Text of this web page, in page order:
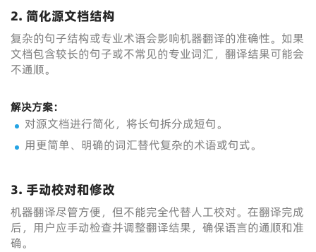
2. 简化源文档结构
复杂的句子结构或专业术语会影响机器翻译的准确性。如果
文档包含较长的句子或不常见的专业词汇，翻译结果可能会
不通顺。
解决方案：
对源文档进行简化，将长句拆分成短句。
用更简单、明确的词汇替代复杂的术语或句式。
3. 手动校对和修改
机器翻译尽管方便，但不能完全代替人工校对。在翻译完成
后，用户应手动检查并调整翻译结果，确保语言的通顺和准
确。